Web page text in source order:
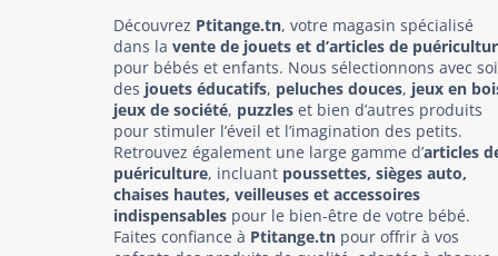
Découvrez Ptitange.tn, votre magasin spécialisé
dans la vente de jouets et d’articles de
pour bébés et enfants. Nous sélectionnons avec
des jouets éducatifs, peluches douces, jeux en
jeux de société, puzzles et bien d’autres produits
pour stimuler l’éveil et l’imagination des petits.
Retrouvez également une large gamme d’articles
puériculture, incluant poussettes, sièges auto,
chaises hautes, veilleuses et accessoires
indispensables pour le bien-être de votre bébé.
Faites confiance à Ptitange.tn pour offrir à vos